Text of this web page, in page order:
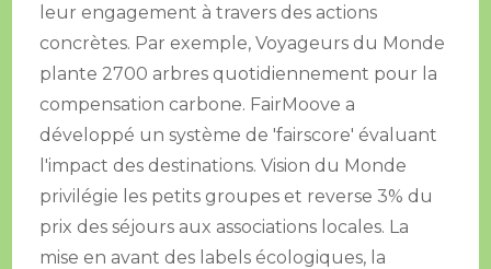
leur engagement à travers des actions
concrètes. Par exemple, Voyageurs du Monde
plante 2700 arbres quotidiennement pour la
compensation carbone. FairMoove a
développé un système de 'fairscore' évaluant
l'impact des destinations. Vision du Monde
privilégie les petits groupes et reverse 3% du
prix des séjours aux associations locales. La
mise en avant des labels écologiques, la